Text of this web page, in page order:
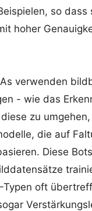
so dass
hoher
verwenden
- wie das
zu
die auf
Diese
Typen oft